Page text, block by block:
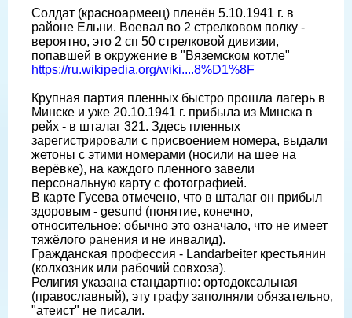
Солдат (красноармеец) пленëн 5.10.1941 г. в
районе Ельни. Воевал во 2 стрелковом полку -
вероятно, это 2 сп 50 стрелковой дивизии,
попавшей в окружение в "Вяземском котле"
https://ru.wikipedia.org/wiki....8%D1%8F
Крупная партия пленных быстро прошла лагерь в
Минске и уже 20.10.1941 г. прибыла из Минска в
рейх - в шталаг 321. Здесь пленных
зарегистрировали с присвоением номера, выдали
жетоны с этими номерами (носили на шее на
верëвке), на каждого пленного завели
персональную карту с фотографией.
В карте Гусева отмечено, что в шталаг он прибыл
здоровым - gesund (понятие, конечно,
относительное: обычно это означало, что не имеет
тяжëлого ранения и не инвалид).
Гражданская профессия - Landarbeiter крестьянин
(колхозник или рабочий совхоза).
Религия указана стандартно: ортодоксальная
(православный), эту графу заполняли обязательно,
"атеист" не писали.